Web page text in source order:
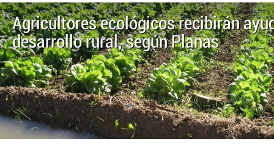
Agricultores ecológicos recibirán
desarrollo rural, según Planas